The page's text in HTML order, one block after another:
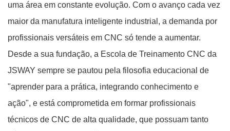
uma área em constante evolução. Com o avanço cada vez
maior da manufatura inteligente industrial, a demanda por
profissionais versáteis em CNC só tende a aumentar.
Desde a sua fundação, a Escola de Treinamento CNC da
JSWAY sempre se pautou pela filosofia educacional de
"aprender para a prática, integrando conhecimento e
ação", e está comprometida em formar profissionais
técnicos de CNC de alta qualidade, que possuam tanto